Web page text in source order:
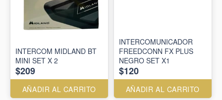
INTERCOM MIDLAND BT
MINI SET X 2
$209
AÑADIR AL CARRITO
INTERCOMUNICADOR
FREEDCONN FX PLUS
NEGRO SET X1
$120
AÑADIR AL CARRITO